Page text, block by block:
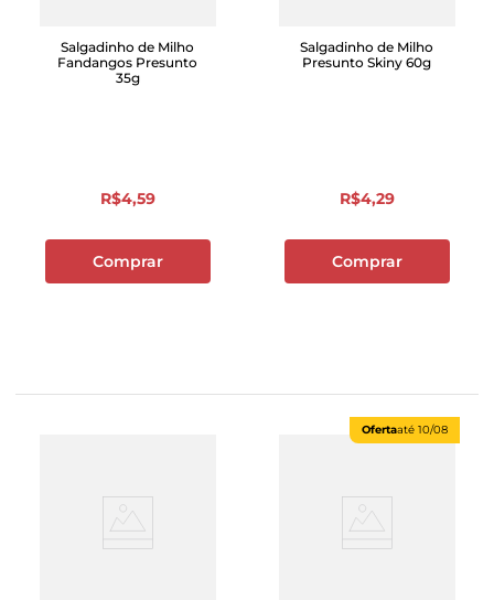
Salgadinho de Milho
Fandangos Presunto
35g
R$4,59
Comprar
Salgadinho de Milho
Presunto Skiny 60g
R$4,29
Comprar
Ofertaaté 10/08